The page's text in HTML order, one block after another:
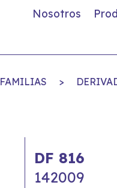
Nosotros
FAMILIAS >
DF 816
142009